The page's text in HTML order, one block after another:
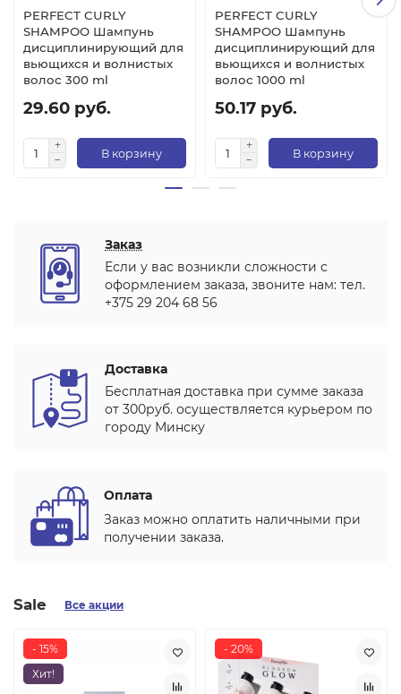
PERFECT CURLY
SHAMPOO Шампунь
дисциплинирующий для
вьющихся и волнистых
волос 300 ml
29.60 руб.
В корзину
PERFECT CURLY
SHAMPOO Шампунь
дисциплинирующий для
вьющихся и волнистых
волос 1000 ml
50.17 руб.
В корзину
Заказ
Если у вас возникли сложности с
оформлением заказа, звоните нам: тел.
+375 29 204 68 56
Доставка
Бесплатная доставка при сумме заказа
от 300руб. осуществляется курьером по
городу Минску
Оплата
Заказ можно оплатить наличными при
получении заказа.
Sale Все акции
- 15%
Хит!
- 20%